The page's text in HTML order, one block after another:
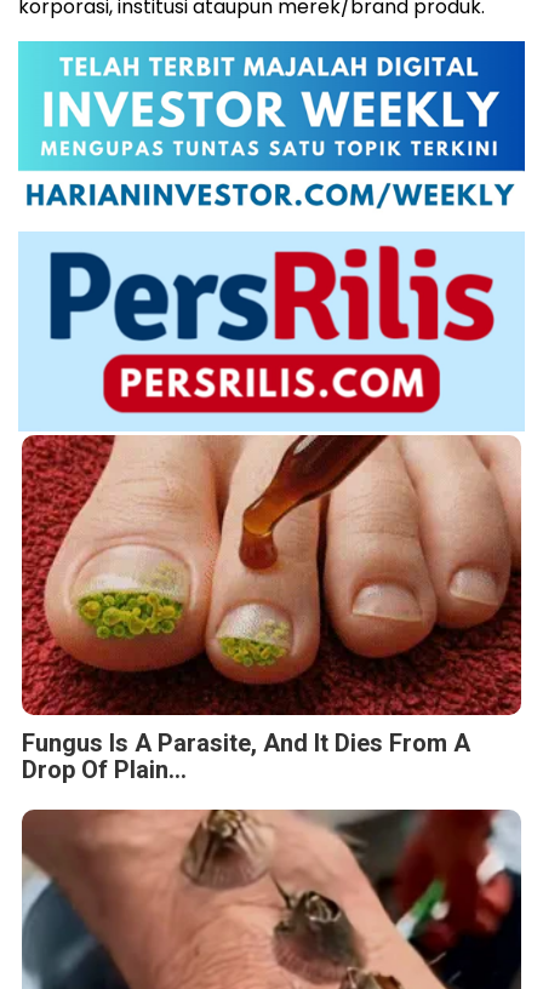
korporasi, institusi ataupun merek/brand produk.
Fungus Is A Parasite, And It Dies From A
Drop Of Plain...